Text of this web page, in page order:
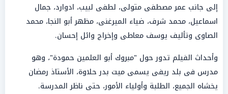
إلى جانب عمر مصطفى متولى، لطفى لبيب، ادوارد، جمال
اسماعيل، محمد شرف، ضياء الميرغنى، مظهر أبو النجا، محمد
الصاوى وتأليف يوسف معاطى وإخراج وائل إحسان.
وأحداث الفيلم تدور حول "مبروك أبو العلمين حمودة"، وهو
مدرس فى بلد ريفى يسمى ميت بدر حلاوة، الأستاذ رمضان
يخشاه الجميع، الطلبة وأولياء الأمور، حتى ناظر المدرسة.